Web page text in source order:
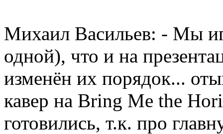
Михаил Васильев: - Мы
одной), что и на
изменён их порядок...
кавер на Bring Me the
готовились, т.к. про